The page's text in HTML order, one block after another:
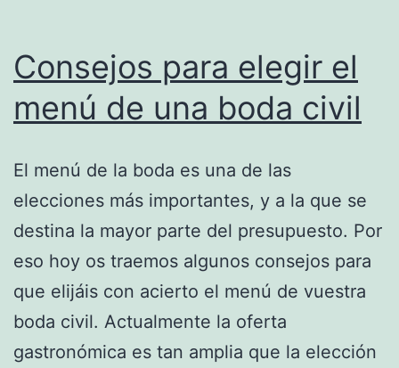
Consejos para elegir el
menú de una boda civil
El menú de la boda es una de las
elecciones más importantes, y a la que se
destina la mayor parte del presupuesto. Por
eso hoy os traemos algunos consejos para
que elijáis con acierto el menú de vuestra
boda civil. Actualmente la oferta
gastronómica es tan amplia que la elección